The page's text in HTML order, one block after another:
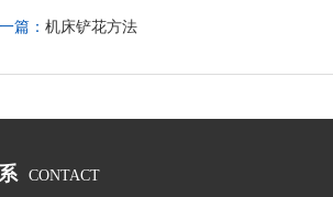
篇： 机床铲花方法
CONTACT